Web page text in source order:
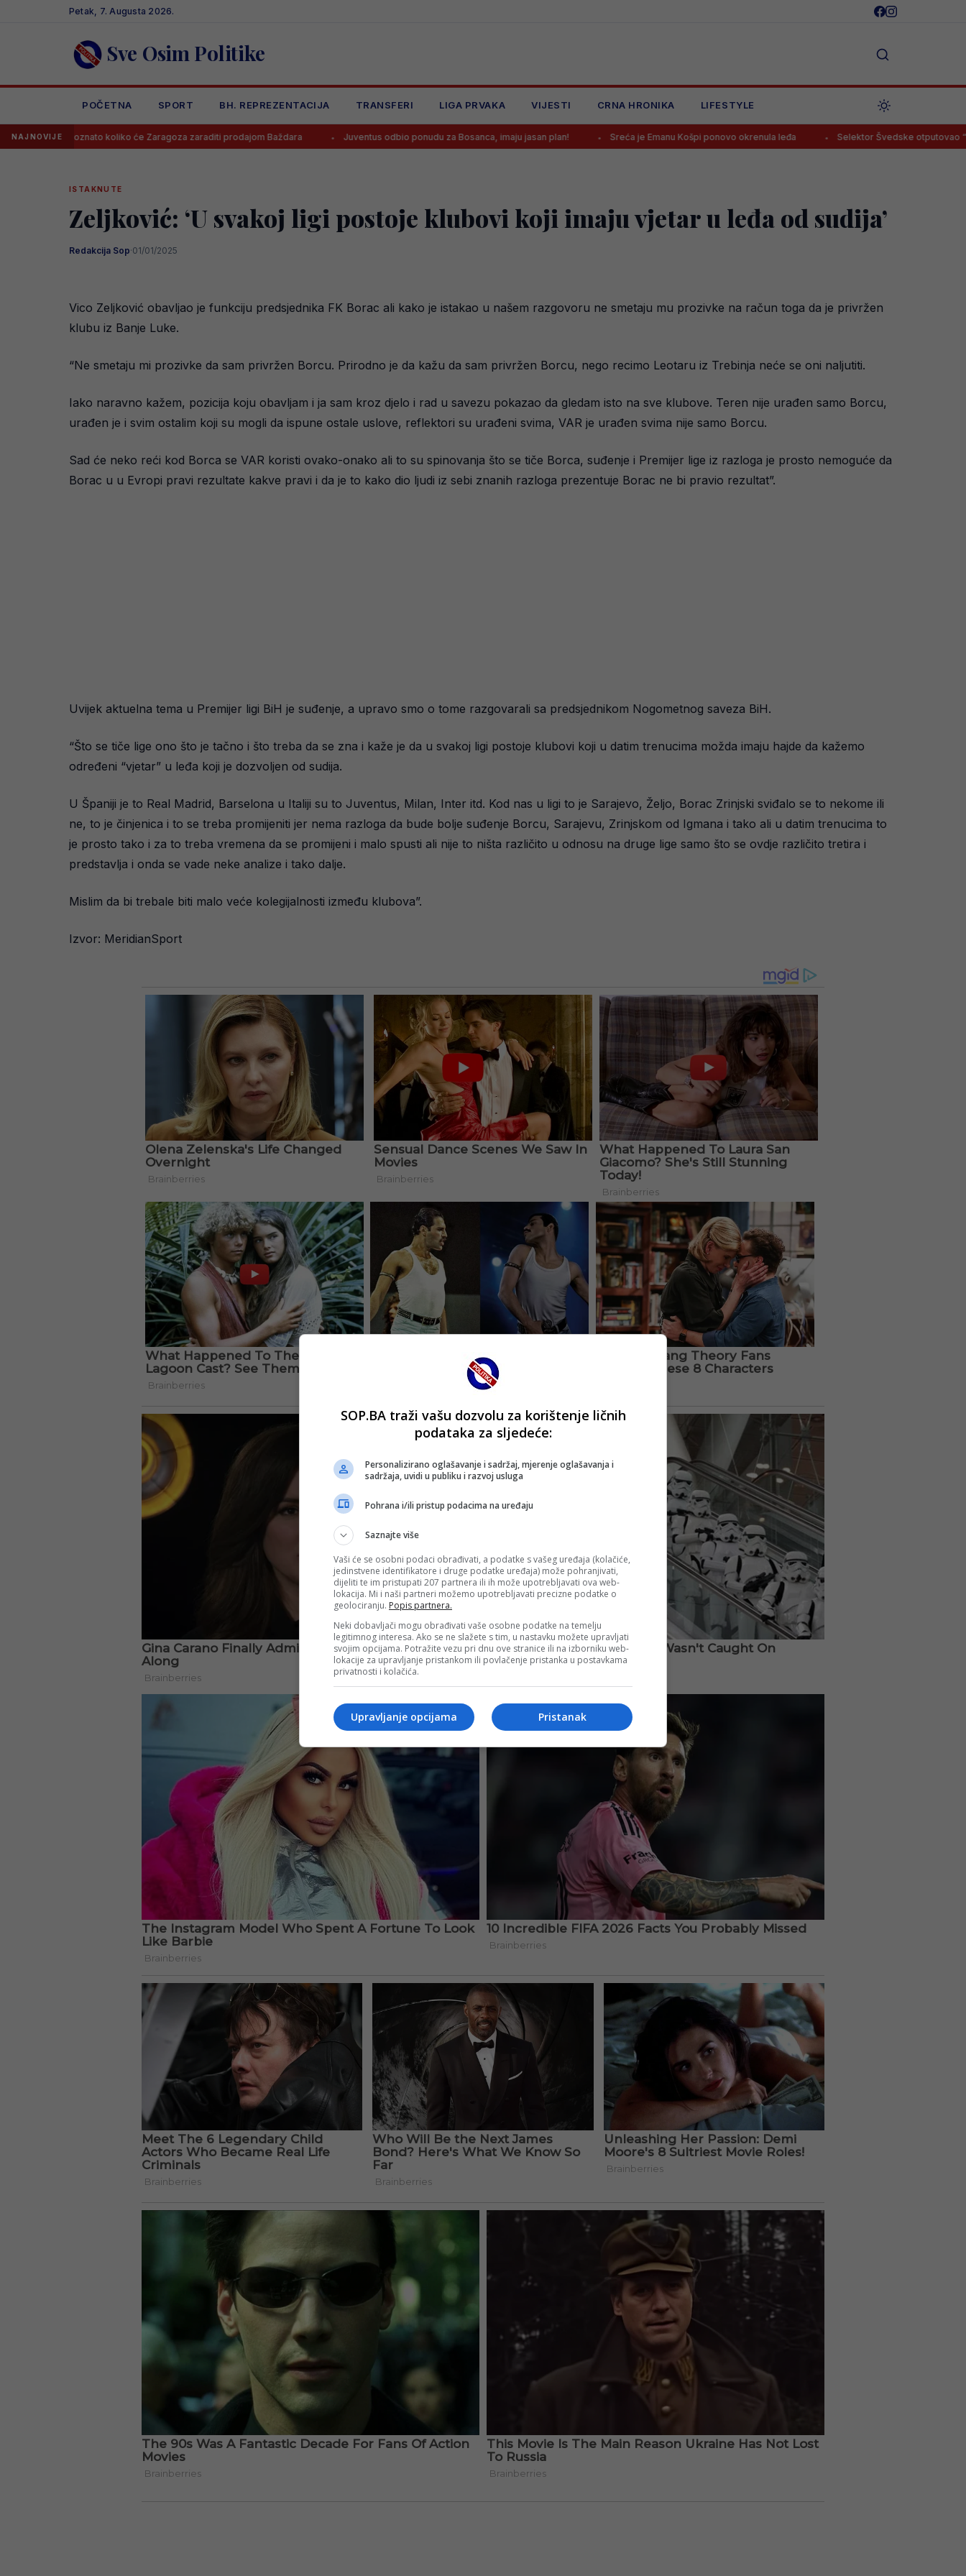
Petak, 7. Augusta 2026.
Sve Osim Politike
POČETNA SPORT BH. REPREZENTACIJA TRANSFERI LIGA PRVAKA VIJESTI CRNA HRONIKA LIFESTYLE
NAJNOVIJE
Poznato koliko će Zaragoza zaraditi prodajom Baždara Juventus odbio ponudu za Bosanca, imaju jasan plan! Sreća je Emanu Košpi ponovo okrenula leđa Selektor Švedske otputovao “na noge”
ISTAKNUTE
Zeljković: ‘U svakoj ligi postoje klubovi koji imaju vjetar u leđa od sudija’
Redakcija Sop·01/01/2025
Vico Zeljković obavljao je funkciju predsjednika FK Borac ali kako je istakao u našem razgovoru ne smetaju mu prozivke na račun toga da je privržen
klubu iz Banje Luke.
“Ne smetaju mi prozivke da sam privržen Borcu. Prirodno je da kažu da sam privržen Borcu, nego recimo Leotaru iz Trebinja neće se oni naljutiti.
Iako naravno kažem, pozicija koju obavljam i ja sam kroz djelo i rad u savezu pokazao da gledam isto na sve klubove. Teren nije urađen samo Borcu,
urađen je i svim ostalim koji su mogli da ispune ostale uslove, reflektori su urađeni svima, VAR je urađen svima nije samo Borcu.
Sad će neko reći kod Borca se VAR koristi ovako-onako ali to su spinovanja što se tiče Borca, suđenje i Premijer lige iz razloga je prosto nemoguće da
Borac u u Evropi pravi rezultate kakve pravi i da je to kako dio ljudi iz sebi znanih razloga prezentuje Borac ne bi pravio rezultat”.
Uvijek aktuelna tema u Premijer ligi BiH je suđenje, a upravo smo o tome razgovarali sa predsjednikom Nogometnog saveza BiH.
“Što se tiče lige ono što je tačno i što treba da se zna i kaže je da u svakoj ligi postoje klubovi koji u datim trenucima možda imaju hajde da kažemo
određeni “vjetar” u leđa koji je dozvoljen od sudija.
U Španiji je to Real Madrid, Barselona u Italiji su to Juventus, Milan, Inter itd. Kod nas u ligi to je Sarajevo, Željo, Borac Zrinjski sviđalo se to nekome ili
ne, to je činjenica i to se treba promijeniti jer nema razloga da bude bolje suđenje Borcu, Sarajevu, Zrinjskom od Igmana i tako ali u datim trenucima to
je prosto tako i za to treba vremena da se promijeni i malo spusti ali nije to ništa različito u odnosu na druge lige samo što se ovdje različito tretira i
predstavlja i onda se vade neke analize i tako dalje.
Mislim da bi trebale biti malo veće kolegijalnosti između klubova”.
Izvor: MeridianSport
SOP.BA traži vašu dozvolu za korištenje ličnih
podataka za sljedeće:
Personalizirano oglašavanje i sadržaj, mjerenje oglašavanja i
sadržaja, uvidi u publiku i razvoj usluga
Pohrana i/ili pristup podacima na uređaju
Saznajte više
Vaši će se osobni podaci obrađivati, a podatke s vašeg uređaja (kolačiće,
jedinstvene identifikatore i druge podatke uređaja) može pohranjivati,
dijeliti te im pristupati 207 partnera ili ih može upotrebljavati ova web-
lokacija. Mi i naši partneri možemo upotrebljavati precizne podatke o
geolociranju. Popis partnera.
Neki dobavljači mogu obrađivati vaše osobne podatke na temelju
legitimnog interesa. Ako se ne slažete s tim, u nastavku možete upravljati
svojim opcijama. Potražite vezu pri dnu ove stranice ili na izborniku web-
lokacije za upravljanje pristankom ili povlačenje pristanka u postavkama
privatnosti i kolačića.
Pristanak
Upravljanje opcijama